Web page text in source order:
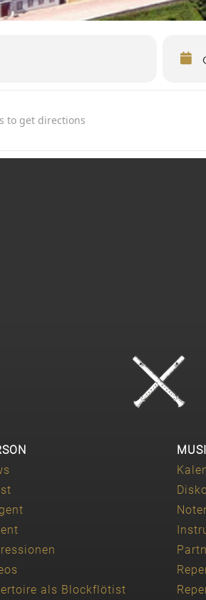
& Martin Stadtfeld [tzYQJsjV8]
als Blockflötist